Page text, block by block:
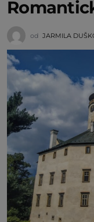
od JARMILA